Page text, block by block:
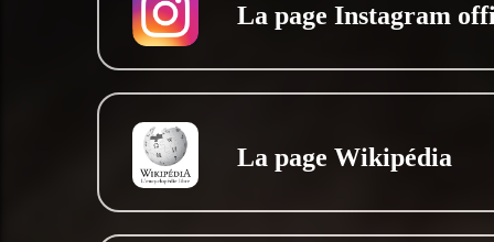
La page Instagram
La page Wikipédia